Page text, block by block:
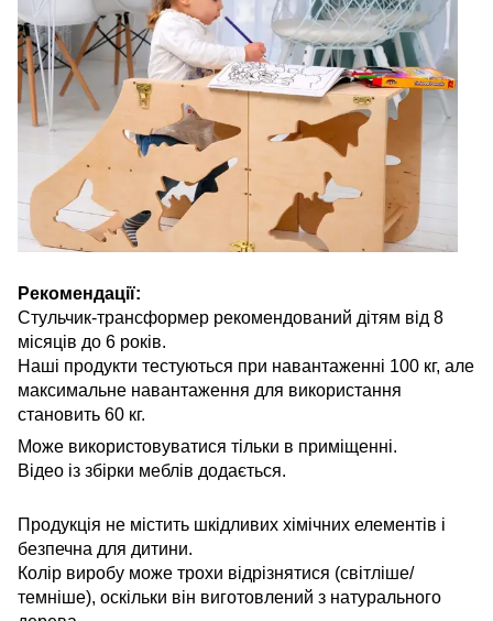
Рекомендації:
Стульчик-трансформер рекомендований дітям від 8
місяців до 6 років.
Наші продукти тестуються при навантаженні 100 кг, але
максимальне навантаження для використання
становить 60 кг.
Може використовуватися тільки в приміщенні.
Відео із збірки меблів додається.
Продукція не містить шкідливих хімічних елементів і
безпечна для дитини.
Колір виробу може трохи відрізнятися (світліше/
темніше), оскільки він виготовлений з натурального